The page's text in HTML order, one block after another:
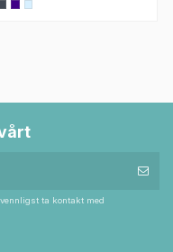
ta kontakt med